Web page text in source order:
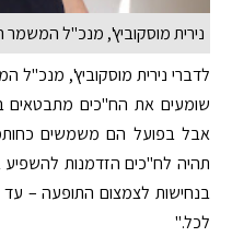
נירית מוסקוביץ', מנכ"ל המשמר
לדברי נירית מוסקוביץ',
שומעים את הח"כים מתבטאים
אבל בפועל הם משמשים
תהיה לח"כים הזדמנות
בנחישות לצמצום התופעה –
לכל."